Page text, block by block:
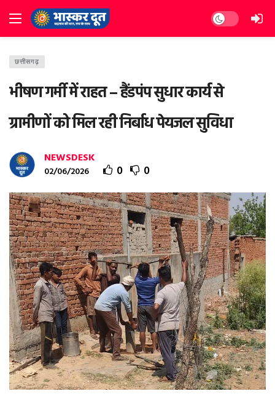
Dark mode
छत्तीसगढ़
भीषण गर्मी में राहत – हैंडपंप सुधार कार्य से
ग्रामीणों को मिल रही निर्बाध पेयजल सुविधा
NEWSDESK
02/06/2026 0 0